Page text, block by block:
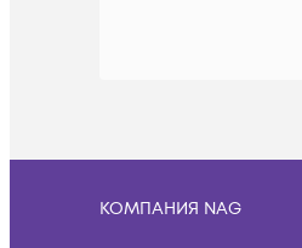
КОМПАНИЯ NAG